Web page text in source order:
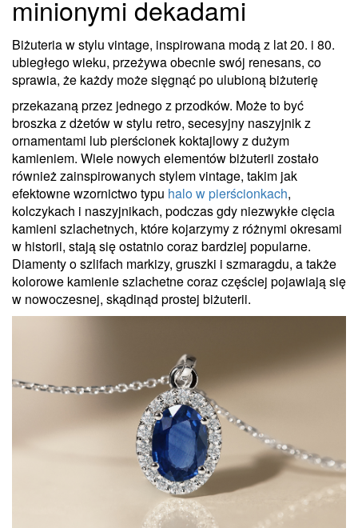
minionymi dekadami
Biżuteria w stylu vintage, inspirowana modą z lat 20. i 80.
ubiegłego wieku, przeżywa obecnie swój renesans, co
sprawia, że każdy może sięgnąć po ulubioną biżuterię
przekazaną przez jednego z przodków. Może to być
broszka z dżetów w stylu retro, secesyjny naszyjnik z
ornamentami lub pierścionek koktajlowy z dużym
kamieniem. Wiele nowych elementów biżuterii zostało
również zainspirowanych stylem vintage, takim jak
efektowne wzornictwo typu halo w pierścionkach,
kolczykach i naszyjnikach, podczas gdy niezwykłe cięcia
kamieni szlachetnych, które kojarzymy z różnymi okresami
w historii, stają się ostatnio coraz bardziej popularne.
Diamenty o szlifach markizy, gruszki i szmaragdu, a także
kolorowe kamienie szlachetne coraz częściej pojawiają się
w nowoczesnej, skądinąd prostej biżuterii.